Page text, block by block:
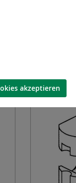
akzeptieren